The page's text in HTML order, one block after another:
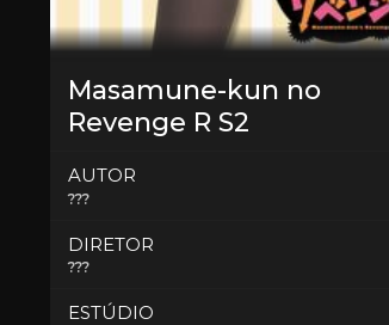
Masamune-kun no
Revenge R S2
AUTOR
???
DIRETOR
???
ESTÚDIO